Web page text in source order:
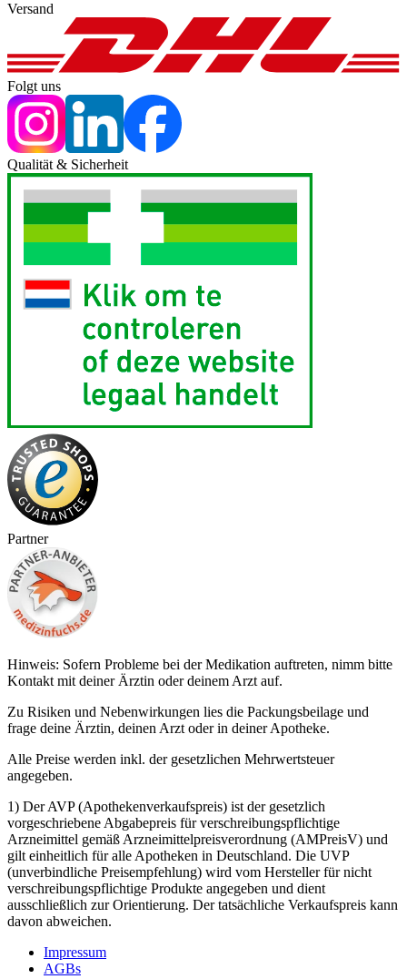
Versand
Folgt uns
Qualität & Sicherheit
Partner
Hinweis: Sofern Probleme bei der Medikation auftreten, nimm bitte
Kontakt mit deiner Ärztin oder deinem Arzt auf.
Zu Risiken und Nebenwirkungen lies die Packungsbeilage und
frage deine Ärztin, deinen Arzt oder in deiner Apotheke.
Alle Preise werden inkl. der gesetzlichen Mehrwertsteuer
angegeben.
1) Der AVP (Apothekenverkaufspreis) ist der gesetzlich
vorgeschriebene Abgabepreis für verschreibungspflichtige
Arzneimittel gemäß Arzneimittelpreisverordnung (AMPreisV) und
gilt einheitlich für alle Apotheken in Deutschland. Die UVP
(unverbindliche Preisempfehlung) wird vom Hersteller für nicht
verschreibungspflichtige Produkte angegeben und dient
ausschließlich zur Orientierung. Der tatsächliche Verkaufspreis kann
davon abweichen.
Impressum
AGBs